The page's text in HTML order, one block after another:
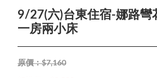
9/27(六)台東住宿-娜路彎
一房兩小床
原價：$7,160